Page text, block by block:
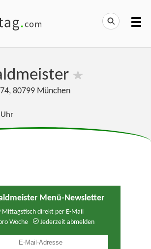
, 80799 München
Menü-Newsletter
Mittagstisch direkt per E-Mail
Woche
Jederzeit abmelden